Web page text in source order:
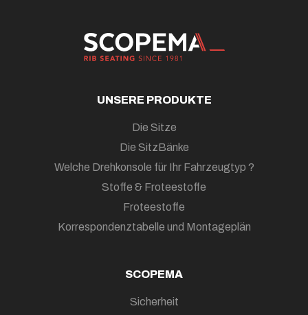
UNSERE PRODUKTE
Die Sitze
Die SitzBänke
Welche Drehkonsole für Ihr Fahrzeugtyp ?
Stoffe & Froteestoffe
Froteestoffe
Korrespondenztabelle und Montageplän
SCOPEMA
Sicherheit